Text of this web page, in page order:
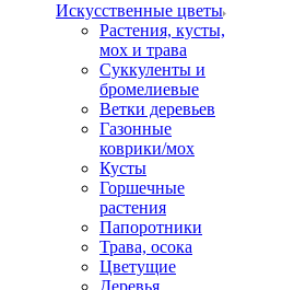
Искусственные цветы
Растения, кусты,
мох и трава
Суккуленты и
бромелиевые
Ветки деревьев
Газонные
коврики/мох
Кусты
Горшечные
растения
Папоротники
Трава, осока
Цветущие
Деревья